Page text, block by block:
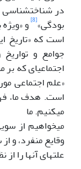
در
بودگی»[8]
و
است که «تاریخ
جوامع و
اجتماعی­ای که
«علم اجتماعی
است. هدف ما،
می­کنیم. ما
می­خواهیم از
وقایع منفرد، و
علت­های آن­ها را از